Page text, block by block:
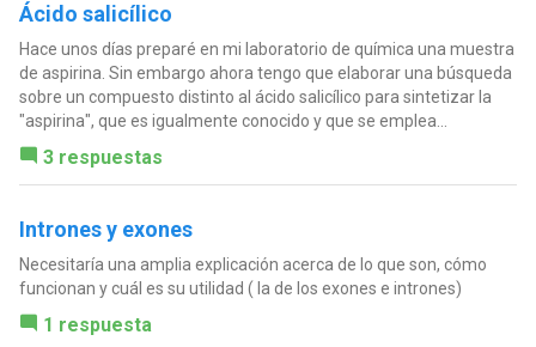
Ácido salicílico
Hace unos días preparé en mi laboratorio de química una muestra
de aspirina. Sin embargo ahora tengo que elaborar una búsqueda
sobre un compuesto distinto al ácido salicílico para sintetizar la
"aspirina", que es igualmente conocido y que se emplea...
3 respuestas
Intrones y exones
Necesitaría una amplia explicación acerca de lo que son, cómo
funcionan y cuál es su utilidad ( la de los exones e intrones)
1 respuesta